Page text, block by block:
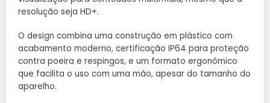
resolução seja HD+.
O design combina uma construção em plástico com
acabamento moderno, certificação IP64 para proteção
contra poeira e respingos, e um formato ergonômico
que facilita o uso com uma mão, apesar do tamanho do
aparelho.